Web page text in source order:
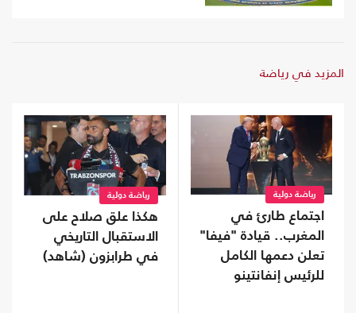
المزيد في رياضة
رياضة دولية
اجتماع طارئ في
المغرب.. قيادة "فيفا"
تعلن دعمها الكامل
للرئيس إنفانتينو
رياضة دولية
هكذا علق صلاح على
الاستقبال التاريخي
في طرابزون (شاهد)